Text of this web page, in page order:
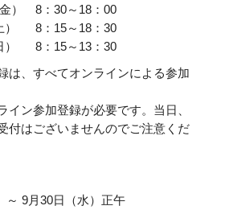
） 8：30～18：00
） 8：15～18：30
） 8：15～13：30
は、すべてオンラインによる参加
イン参加登録が必要です。当日、
付はございませんのでご注意くだ
～ 9月30日（水）正午